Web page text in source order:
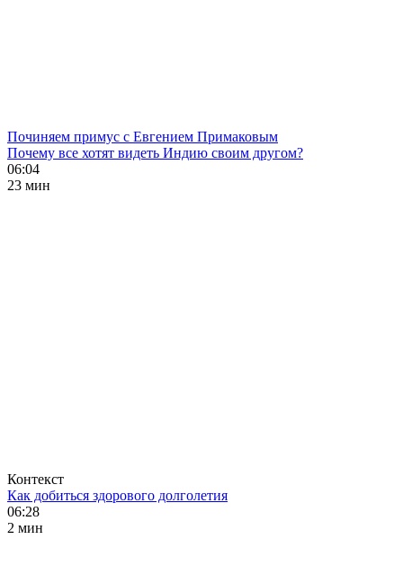
Починяем примус с Евгением Примаковым
Почему все хотят видеть Индию своим другом?
06:04
23 мин
Контекст
Как добиться здорового долголетия
06:28
2 мин